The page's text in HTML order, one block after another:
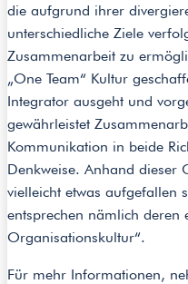
die aufgrund ihrer
unterschiedliche Ziele
Zusammenarbeit zu
„One Team“ Kultur
Integrator ausgeht und
gewährleistet
Kommunikation in beide
Denkweise. Anhand dieser
vielleicht etwas aufgefallen
entsprechen nämlich deren
Organisationskultur“.
Für mehr Informationen,